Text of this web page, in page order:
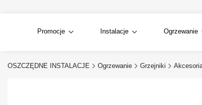
Promocje Instalacje Ogrzewanie
OSZCZĘDNE INSTALACJE Ogrzewanie Grzejniki